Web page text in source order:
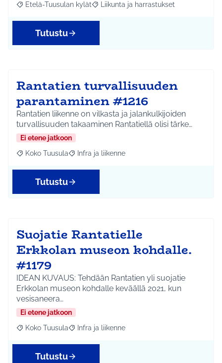
Rajaa tulokset aihepiirin mukaan: Etelä-Tuusulan kylät
Etelä-Tuusulan kylät Rajaa tulokset teeman mukaan:
Liikunta ja harrastukset
Tutustu
Rantatien turvallisuuden
parantaminen #1216
Rantatien liikenne on vilkasta ja jalankulkijoiden
turvallisuuden takaaminen Rantatiellä olisi tärke…
Ei etene jatkoon
Rajaa tulokset aihepiirin mukaan: Koko Tuusula
Koko Tuusula Rajaa tulokset teeman mukaan: Infra ja liikenne
Infra ja liikenne
Tutustu
Suojatie Rantatielle
Erkkolan museon kohdalle.
#1179
IDEAN KUVAUS: Tehdään Rantatien yli suojatie
Erkkolan museon kohdalle keväällä 2021, kun
vesisaneera…
Ei etene jatkoon
Rajaa tulokset aihepiirin mukaan: Koko Tuusula
Koko Tuusula Rajaa tulokset teeman mukaan: Infra ja liikenne
Infra ja liikenne
Tutustu